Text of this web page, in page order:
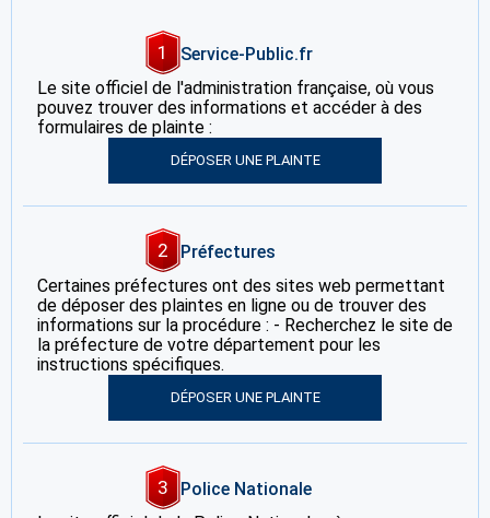
1
Service-Public.fr
Le site officiel de l'administration française, où vous
pouvez trouver des informations et accéder à des
formulaires de plainte :
DÉPOSER UNE PLAINTE
2
Préfectures
Certaines préfectures ont des sites web permettant
de déposer des plaintes en ligne ou de trouver des
informations sur la procédure : - Recherchez le site de
la préfecture de votre département pour les
instructions spécifiques.
DÉPOSER UNE PLAINTE
3
Police Nationale